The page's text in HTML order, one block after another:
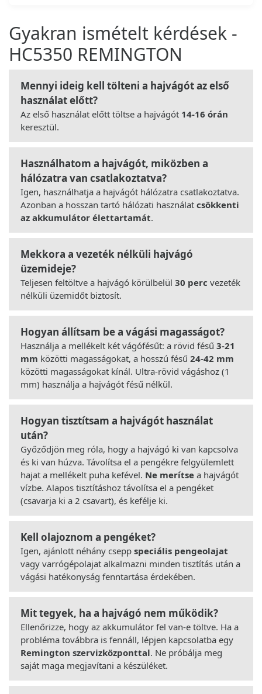
Gyakran ismételt kérdések -
HC5350 REMINGTON
Mennyi ideig kell tölteni a hajvágót az első
használat előtt?
Az első használat előtt töltse a hajvágót 14-16 órán
keresztül.
Használhatom a hajvágót, miközben a
hálózatra van csatlakoztatva?
Igen, használhatja a hajvágót hálózatra csatlakoztatva.
Azonban a hosszan tartó hálózati használat csökkenti
az akkumulátor élettartamát.
Mekkora a vezeték nélküli hajvágó
üzemideje?
Teljesen feltöltve a hajvágó körülbelül 30 perc vezeték
nélküli üzemidőt biztosít.
Hogyan állítsam be a vágási magasságot?
Használja a mellékelt két vágófésűt: a rövid fésű 3-21
mm közötti magasságokat, a hosszú fésű 24-42 mm
közötti magasságokat kínál. Ultra-rövid vágáshoz (1
mm) használja a hajvágót fésű nélkül.
Hogyan tisztítsam a hajvágót használat
után?
Győződjön meg róla, hogy a hajvágó ki van kapcsolva
és ki van húzva. Távolítsa el a pengékre felgyülemlett
hajat a mellékelt puha kefével. Ne merítse a hajvágót
vízbe. Alapos tisztításhoz távolítsa el a pengéket
(csavarja ki a 2 csavart), és kefélje ki.
Kell olajoznom a pengéket?
Igen, ajánlott néhány csepp speciális pengeolajat
vagy varrógépolajat alkalmazni minden tisztítás után a
vágási hatékonyság fenntartása érdekében.
Mit tegyek, ha a hajvágó nem működik?
Ellenőrizze, hogy az akkumulátor fel van-e töltve. Ha a
probléma továbbra is fennáll, lépjen kapcsolatba egy
Remington szervizközponttal. Ne próbálja meg
saját maga megjavítani a készüléket.